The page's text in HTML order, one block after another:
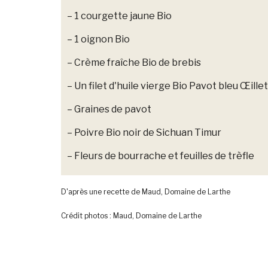
– 1 courgette jaune Bio
– 1 oignon Bio
– Crème fraîche Bio de brebis
– Un filet d'huile vierge Bio Pavot bleu
– Graines de pavot
– Poivre Bio noir de Sichuan Timur
– Fleurs de bourrache et feuilles de trèfle
D'après une recette de Maud, Domaine de Larthe
Crédit photos : Maud, Domaine de Larthe